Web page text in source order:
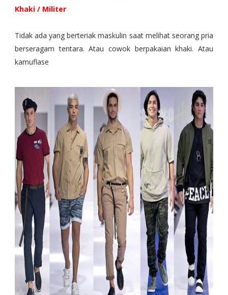
Khaki / Militer
Tidak ada yang berteriak maskulin saat melihat seorang pria
berseragam tentara. Atau cowok berpakaian khaki. Atau
kamuflase